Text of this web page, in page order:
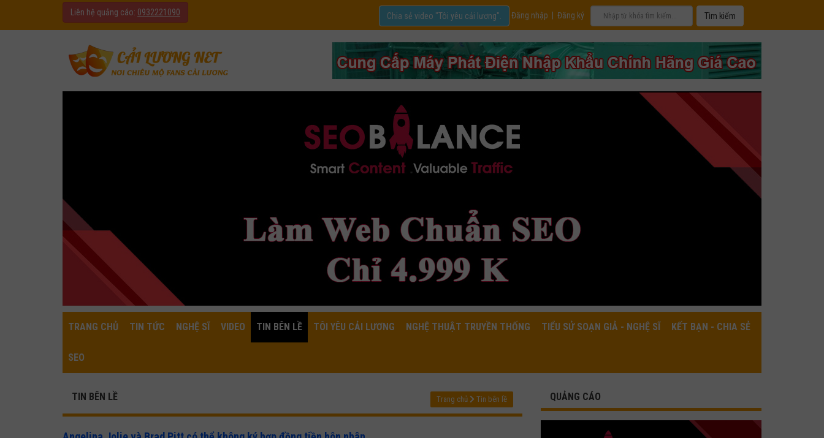
Liên hệ quảng cáo: 0932221090 Đăng nhập Đăng ký
Chia sẻ video "Tôi yêu cải lương".
TRANG CHỦ TIN TỨC NGHỆ SĨ VIDEO TIN BÊN LỀ TÔI YÊU CẢI LƯƠNG NGHỆ THUẬT TRUYỀN THỐNG TIỂU SỬ SOẠN GIẢ - NGHỆ SĨ KẾT BẠN - CHIA SẺ
SEO
TIN BÊN LỀ Trang chủ Tin bên lề QUẢNG CÁO